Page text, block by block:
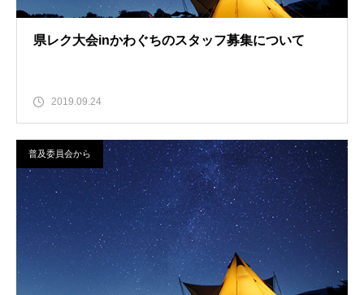
県レク大会inかわぐちのスタッフ募集について
2019.09.24
普及委員会から